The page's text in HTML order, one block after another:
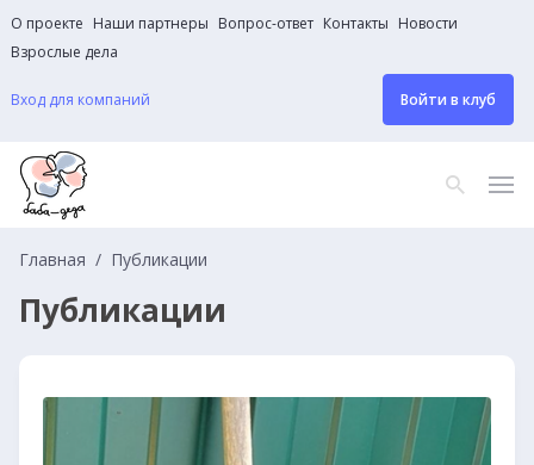
О проекте Наши партнеры Вопрос-ответ Контакты Новости
Взрослые дела
Вход для компаний Войти в клуб
Главная Публикации
Публикации